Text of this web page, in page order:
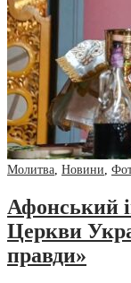
Молитва, Новини,
Афонський
Церкви
правди»